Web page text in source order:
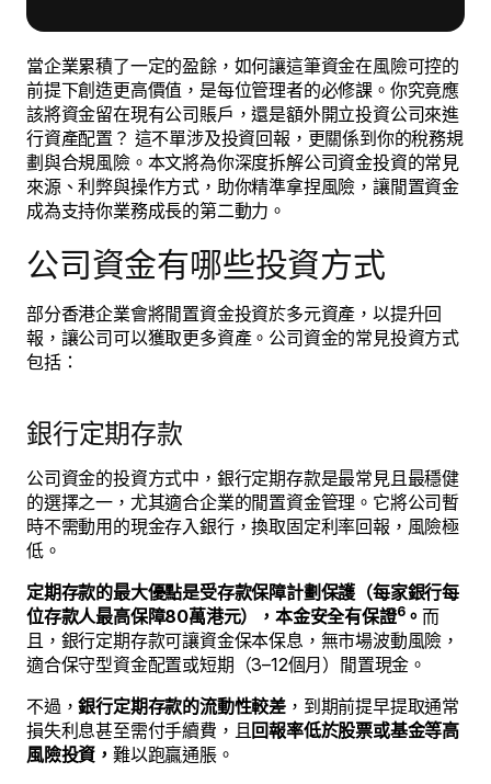
當企業累積了一定的盈餘，如何讓這筆資金在風險可控的
前提下創造更高價值，是每位管理者的必修課。你究竟應
該將資金留在現有公司賬戶，還是額外開立投資公司來進
行資產配置？ 這不單涉及投資回報，更關係到你的稅務規
劃與合規風險。本文將為你深度拆解公司資金投資的常見
來源、利弊與操作方式，助你精準拿捏風險，讓閒置資金
成為支持你業務成長的第二動力。
公司資金有哪些投資方式
部分香港企業會將閒置資金投資於多元資產，以提升回
報，讓公司可以獲取更多資產。公司資金的常見投資方式
包括：
銀行定期存款
公司資金的投資方式中，銀行定期存款是最常見且最穩健
的選擇之一，尤其適合企業的閒置資金管理。它將公司暫
時不需動用的現金存入銀行，換取固定利率回報，風險極
低。
定期存款的最大優點是受存款保障計劃保護（每家銀行每
位存款人最高保障80萬港元），本金安全有保證6。而
且，銀行定期存款可讓資金保本保息，無市場波動風險，
適合保守型資金配置或短期（3–12個月）閒置現金。
不過，銀行定期存款的流動性較差 ，到期前提早提取通常
損失利息甚至需付手續費，且回報率低於股票或基金等高
風險投資， 難以跑贏通脹。